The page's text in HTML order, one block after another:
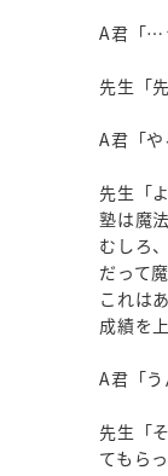
A君「…
先生「
A君「や
先生「
塾は魔
むしろ
だって
これは
成績を
A君「
先生「
てもら